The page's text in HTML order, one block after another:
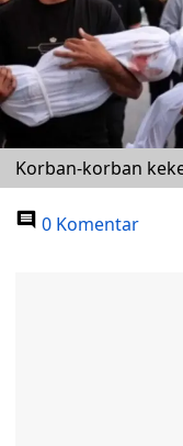
Korban-korban
0 Komentar